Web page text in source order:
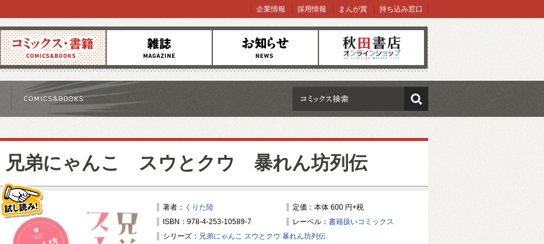
コミックス 雑誌 お知らせ オンラインショップ
企業情報 採用情報 まんが賞 持ち込み窓口
検索
兄弟にゃんこ スウとクウ 暴れん坊列伝
著者： くりた陸
定価：本体 600 円+税
ISBN：978-4-253-10589-7
レーベル： 書籍扱いコミックス
シリーズ： 兄弟にゃんこ スウとクウ 暴れん坊列伝
試し読み！